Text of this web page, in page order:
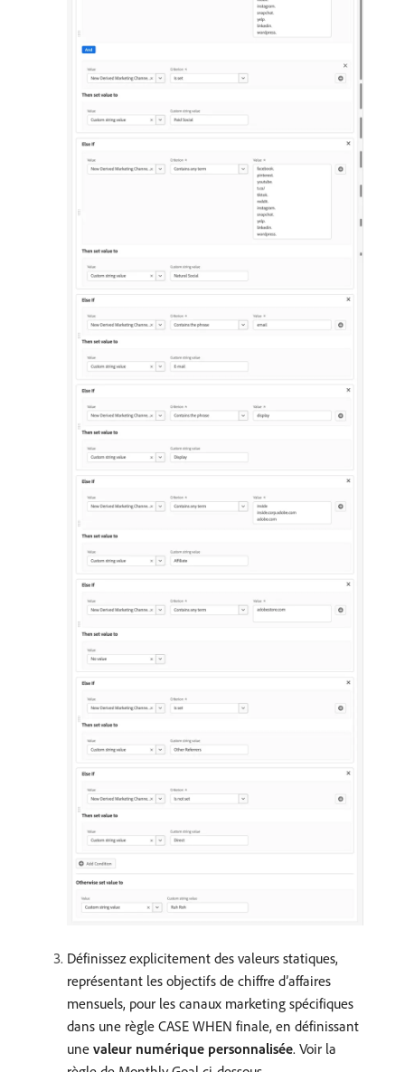
Définissez explicitement des valeurs statiques,
représentant les objectifs de chiffre d’affaires
mensuels, pour les canaux marketing spécifiques
dans une règle CASE WHEN finale, en définissant
une valeur numérique personnalisée. Voir la